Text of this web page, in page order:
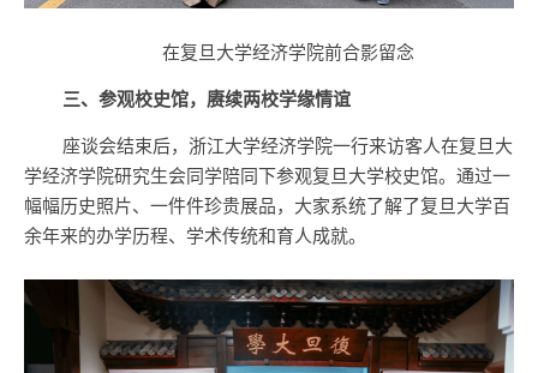
在复旦大学经济学院前合影留念
三、参观校史馆，赓续两校学缘情谊
座谈会结束后，浙江大学经济学院一行来访客人在复旦大
学经济学院研究生会同学陪同下参观复旦大学校史馆。通过一
幅幅历史照片、一件件珍贵展品，大家系统了解了复旦大学百
余年来的办学历程、学术传统和育人成就。